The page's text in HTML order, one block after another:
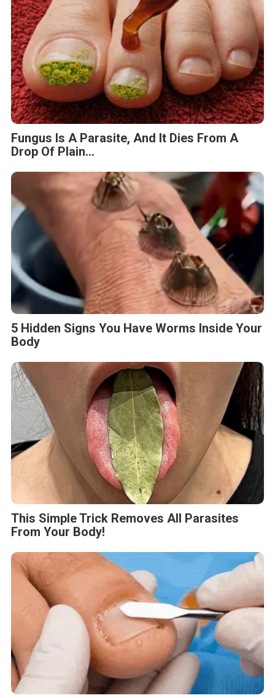
Fungus Is A Parasite, And It Dies From A
Drop Of Plain...
5 Hidden Signs You Have Worms Inside Your
Body
This Simple Trick Removes All Parasites
From Your Body!